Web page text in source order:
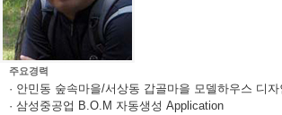
주요경력
· 안민동 숲속마을/서상동 갑골마을 모델하우스 디자
· 삼성중공업 B.O.M 자동생성 Application